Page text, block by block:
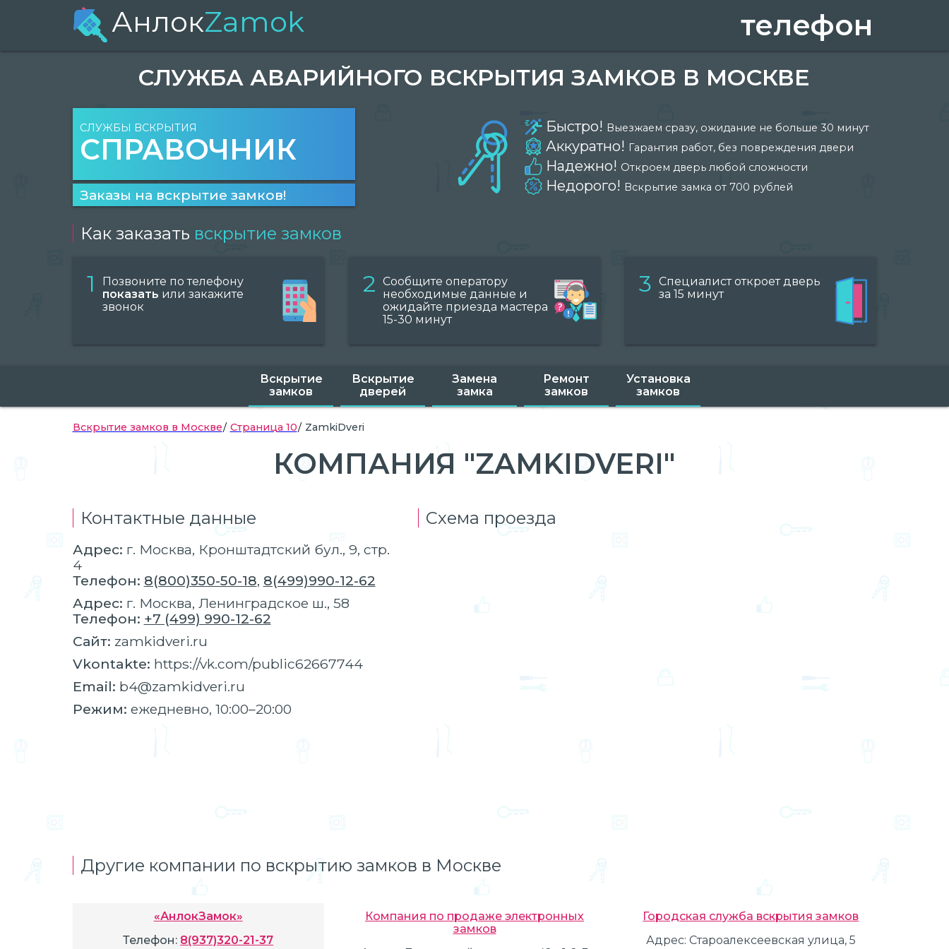
АнлокZamok телефон
СЛУЖБА АВАРИЙНОГО ВСКРЫТИЯ ЗАМКОВ В МОСКВЕ
СЛУЖБЫ ВСКРЫТИЯ
СПРАВОЧНИК
Заказы на вскрытие замков!
Быстро! Выезжаем сразу, ожидание не больше 30 минут
Аккуратно! Гарантия работ, без повреждения двери
Надежно! Откроем дверь любой сложности
Недорого! Вскрытие замка от 700 рублей
Как заказать вскрытие замков
1
Позвоните по телефону
показать или закажите
звонок
2 Сообщите оператору
необходимые данные и
ожидайте приезда мастера
15-30 минут
3 Специалист откроет дверь
за 15 минут
Вскрытие
замков
Вскрытие
дверей
Замена
замка
Ремонт
замков
Установка
замков
Вскрытие замков в Москве Страница 10 ZamkiDveri
КОМПАНИЯ "ZAMKIDVERI"
Контактные данные
Адрес: г. Москва, Кронштадтский бул., 9, стр.
4
Телефон: 8(800)350-50-18, 8(499)990-12-62
Адрес: г. Москва, Ленинградское ш., 58
Телефон: +7 (499) 990-12-62
Сайт: zamkidveri.ru
Vkontakte: https://vk.com/public62667744
Email: b4@zamkidveri.ru
Режим: ежедневно, 10:00–20:00
Схема проезда
Другие компании по вскрытию замков в Москве
«АнлокЗамок»
Телефон: 8(937)320-21-37
Компания по продаже электронных
замков
Городская служба вскрытия замков
Адрес: Староалексеевская улица, 5